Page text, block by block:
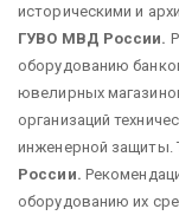
историческими и
ГУВО МВД России.
оборудованию
ювелирных
организаций
инженерной защиты.
России.
оборудованию их